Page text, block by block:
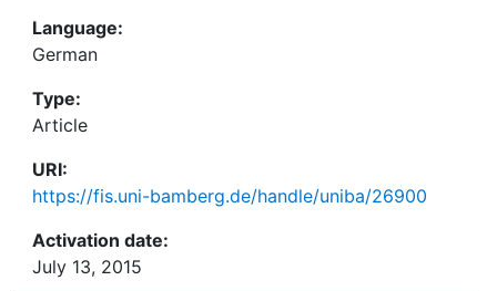
Language:
German
Type:
Article
URI:
https://fis.uni-bamberg.de/handle/uniba/26900
Activation date:
July 13, 2015